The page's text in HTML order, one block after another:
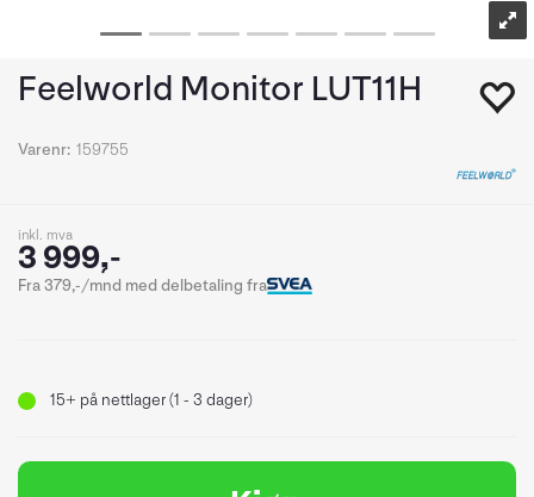
Feelworld Monitor LUT11H
Varenr: 159755
inkl. mva
3 999,-
Fra 379,-/mnd med delbetaling fra
15+ på nettlager (1 - 3 dager)